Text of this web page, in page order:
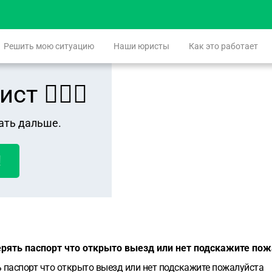
Решить мою ситуацию Наши юристы Как это работает
👨🏻‍⚖️
дальше.
паспорт что открыто выезд или нет подскажите
что открыто выезд или нет подскажите пожалуйста